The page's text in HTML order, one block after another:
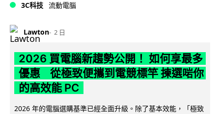
3C科技 流動電腦
Lawton 2 日
2026 買電腦新趨勢公開！ 如何享最多
優惠 從極致便攜到電競標竿 揀選啱你
的高效能 PC
2026 年的電腦選購基準已經全面升級。除了基本效能，「極致